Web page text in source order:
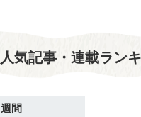
人気記事・連載ラン
週間